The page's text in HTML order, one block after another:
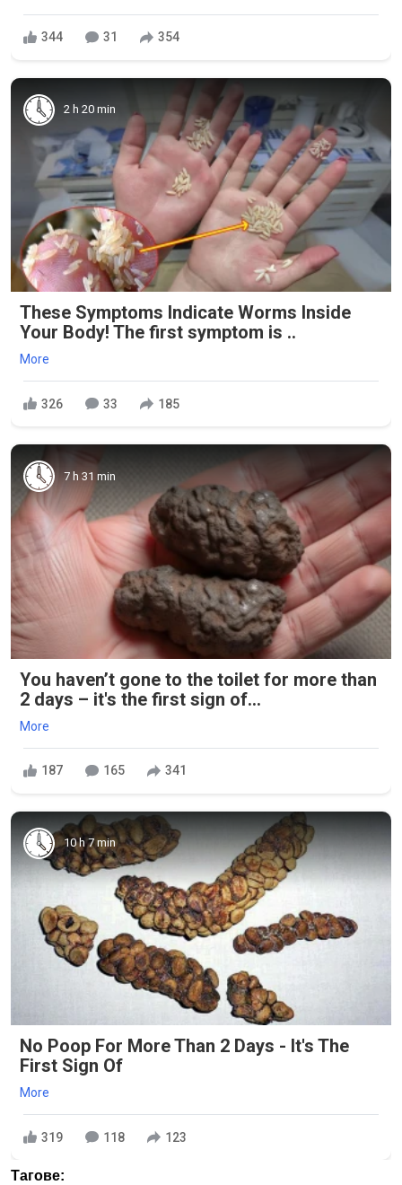
344 31 354
2 h 20 min
These Symptoms Indicate Worms Inside
Your Body! The first symptom is ..
More
326 33 185
7 h 31 min
You haven’t gone to the toilet for more than
2 days – it's the first sign of...
More
187 165 341
10 h 7 min
No Poop For More Than 2 Days - It's The
First Sign Of
More
319 118 123
Тагове: